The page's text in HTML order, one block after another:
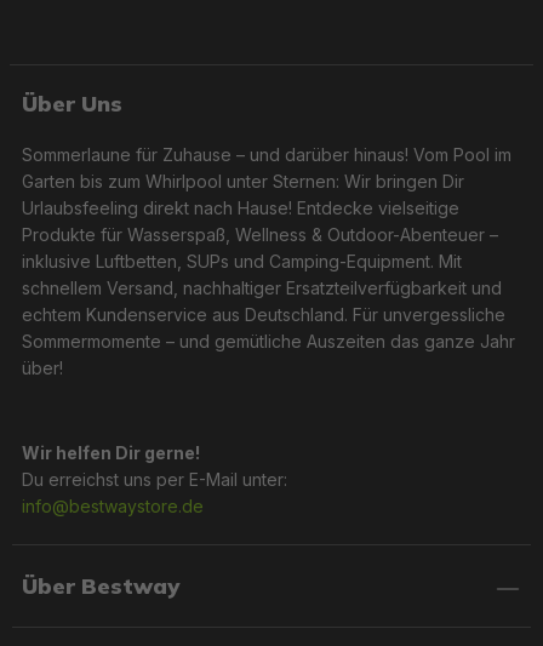
Über Uns
Sommerlaune für Zuhause – und darüber hinaus! Vom Pool im
Garten bis zum Whirlpool unter Sternen: Wir bringen Dir
Urlaubsfeeling direkt nach Hause! Entdecke vielseitige
Produkte für Wasserspaß, Wellness & Outdoor-Abenteuer –
inklusive Luftbetten, SUPs und Camping-Equipment. Mit
schnellem Versand, nachhaltiger Ersatzteilverfügbarkeit und
echtem Kundenservice aus Deutschland. Für unvergessliche
Sommermomente – und gemütliche Auszeiten das ganze Jahr
über!
Wir helfen Dir gerne!
Du erreichst uns per E-Mail unter:
info@bestwaystore.de
Über Bestway